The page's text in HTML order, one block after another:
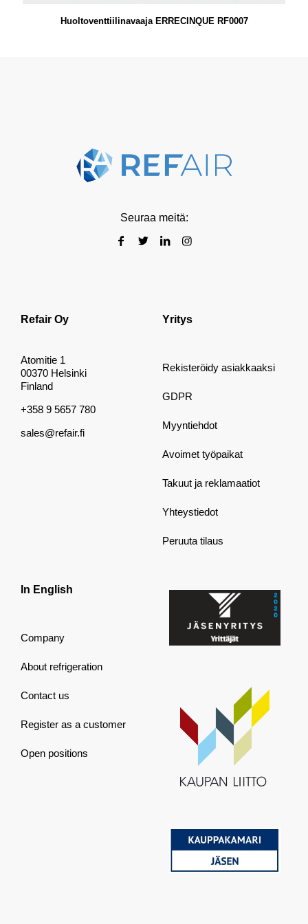
Huoltoventtiilinavaaja ERRECINQUE RF0007
Seuraa meitä:
Refair Oy
Atomitie 1
00370 Helsinki
Finland
+358 9 5657 780
sales@refair.fi
Yritys
Rekisteröidy asiakkaaksi
GDPR
Myyntiehdot
Avoimet työpaikat
Takuut ja reklamaatiot
Yhteystiedot
Peruuta tilaus
In English
Company
About refrigeration
Contact us
Register as a customer
Open positions